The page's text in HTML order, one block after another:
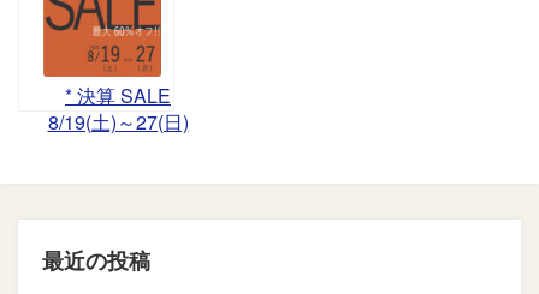
* 決算 SALE
8/19(土)～27(日)
最近の投稿